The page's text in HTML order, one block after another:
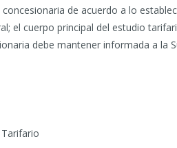
de acuerdo a lo
el cuerpo principal del estudio
debe mantener informada a la